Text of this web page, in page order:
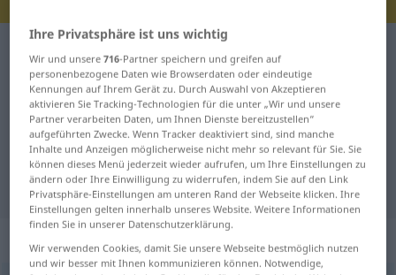
Deutsch-Spanisch Wörterbuch schwadronieren
Deutsch-Spanisch Übersetzung für
"schwadronieren"
"schwadronieren" Spanisch
Übersetzung
„schwadronieren“: intransitives Verb
Ihre Privatsphäre ist uns wichtig
Wir und unsere716-Partner speichern und greifen auf
personenbezogene Daten wie Browserdaten oder eindeutige
Kennungen auf Ihrem Gerät zu. Durch Auswahl von Akzeptieren
aktivieren Sie Tracking-Technologien für die unter „Wir und unsere
Partner verarbeiten Daten, um Ihnen Dienste bereitzustellen“
aufgeführten Zwecke. Wenn Tracker deaktiviert sind, sind manche
Inhalte und Anzeigen möglicherweise nicht mehr so relevant für Sie. Sie
können dieses Menü jederzeit wieder aufrufen, um Ihre Einstellungen zu
ändern oder Ihre Einwilligung zu widerrufen, indem Sie auf den Link
Privatsphäre-Einstellungen am unteren Rand der Webseite klicken. Ihre
Einstellungen gelten innerhalb unseres Website. Weitere Informationen
finden Sie in unserer Datenschutzerklärung.
Wir verwenden Cookies, damit Sie unsere Webseite bestmöglich nutzen
und wir besser mit Ihnen kommunizieren können. Notwendige,